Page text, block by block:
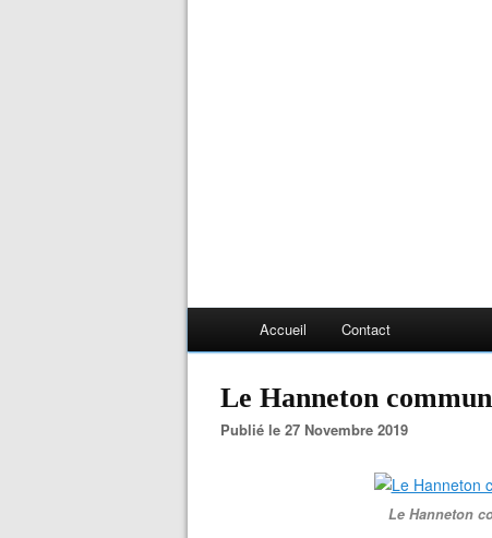
Accueil Contact
Le Hanneton commun
Publié le 27 Novembre 2019
Le Hanneton